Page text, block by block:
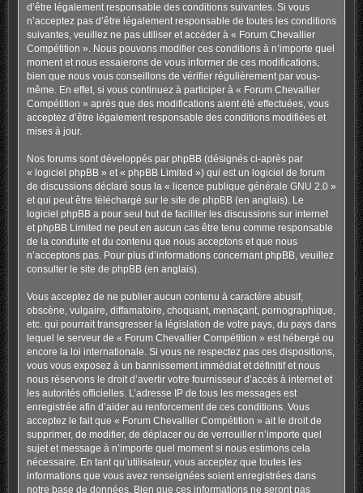
d’être légalement responsable des conditions suivantes. Si vous
n’acceptez pas d’être légalement responsable de toutes les conditions
suivantes, veuillez ne pas utiliser et accéder à « Forum Chevallier
Compétition ». Nous pouvons modifier ces conditions à n’importe quel
moment et nous essaierons de vous informer de ces modifications,
bien que nous vous conseillons de vérifier régulièrement par vous-
même. En effet, si vous continuez à participer à « Forum Chevallier
Compétition » après que des modifications aient été effectuées, vous
acceptez d’être légalement responsable des conditions modifiées et
mises à jour.
Nos forums sont développés par phpBB (désignés ci-après par
« logiciel phpBB » et « phpBB Limited ») qui est un logiciel de forum
de discussions déclaré sous la « licence publique générale GNU 2.0»
et qui peut être téléchargé sur le site de phpBB(en anglais). Le
logiciel phpBB a pour seul but de faciliter les discussions sur internet
et phpBB Limited ne peut en aucun cas être tenu comme responsable
de la conduite et du contenu que nous acceptons et que nous
n’acceptons pas. Pour plus d’informations concernant phpBB, veuillez
consulter le site de phpBB(en anglais).
Vous acceptez de ne publier aucun contenu à caractère abusif,
obscène, vulgaire, diffamatoire, choquant, menaçant, pornographique,
etc. qui pourrait transgresser la législation de votre pays, du pays dans
lequel le serveur de « Forum Chevallier Compétition » est hébergé ou
encore la loi internationale. Si vous ne respectez pas ces dispositions,
vous vous exposez à un bannissement immédiat et définitif et nous
nous réservons le droit d’avertir votre fournisseur d’accès à internet et
les autorités officielles. L’adresse IP de tous les messages est
enregistrée afin d’aider au renforcement de ces conditions. Vous
acceptez le fait que « Forum Chevallier Compétition » ait le droit de
supprimer, de modifier, de déplacer ou de verrouiller n’importe quel
sujet et message à n’importe quel moment si nous estimons cela
nécessaire. En tant qu’utilisateur, vous acceptez que toutes les
informations que vous avez renseignées soient enregistrées dans
notre base de données. Bien que ces informations ne seront pas